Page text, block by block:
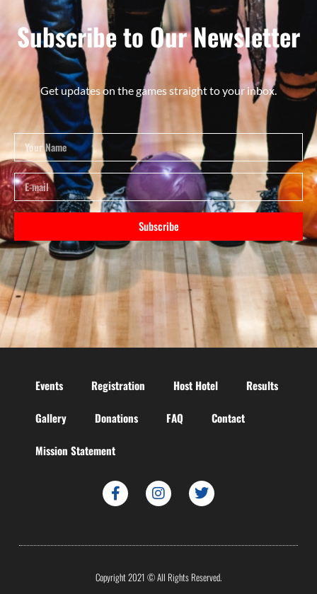
Subscribe to Our Newsletter
Get updates on the games straight to your inbox.
Subscribe
Events Registration Host Hotel Results
Gallery Donations FAQ Contact
Mission Statement
Copyright 2021 © All Rights Reserved.